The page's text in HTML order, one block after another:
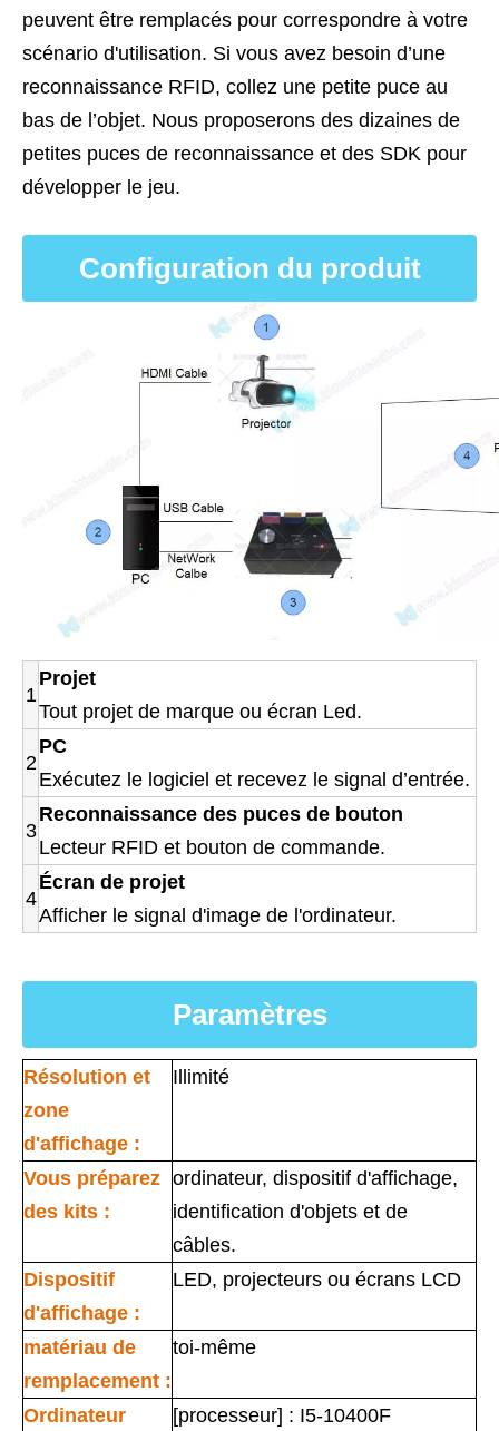
peuvent être remplacés pour correspondre à votre
scénario d'utilisation. Si vous avez besoin d’une
reconnaissance RFID, collez une petite puce au
bas de l’objet. Nous proposerons des dizaines de
petites puces de reconnaissance et des SDK pour
développer le jeu.
Configuration du produit
1
Projet
Tout projet de marque ou écran Led.
2
PC
Exécutez le logiciel et recevez le signal d’entrée.
3
Reconnaissance des puces de bouton
Lecteur RFID et bouton de commande.
4
Écran de projet
Afficher le signal d'image de l'ordinateur.
Paramètres
Résolution et
zone
d'affichage :
Illimité
Vous préparez
des kits :
ordinateur, dispositif d'affichage,
identification d'objets et de
câbles.
Dispositif
d'affichage :
LED, projecteurs ou écrans LCD
matériau de
remplacement :
toi-même
Ordinateur
[processeur] : I5-10400F